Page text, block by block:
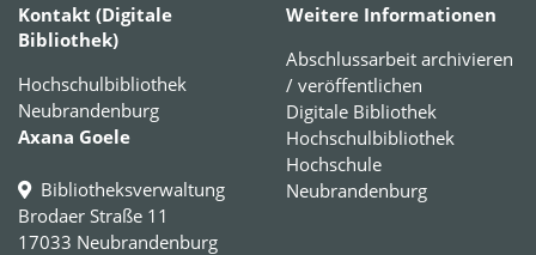
Kontakt (Digitale
Bibliothek)
Hochschulbibliothek
Neubrandenburg
Axana Goele
Bibliotheksverwaltung
Brodaer Straße 11
17033 Neubrandenburg
Weitere Informationen
Abschlussarbeit archivieren
/ veröffentlichen
Digitale Bibliothek
Hochschulbibliothek
Hochschule
Neubrandenburg